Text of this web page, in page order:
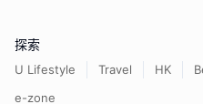
探索
U Lifestyle Travel HK
e-zone